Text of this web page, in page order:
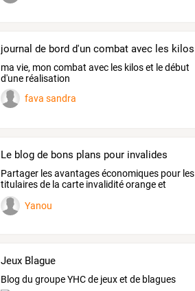
journal de bord d'un combat avec les kilos
ma vie, mon combat avec les kilos et le début
d'une réalisation
fava sandra
Le blog de bons plans pour invalides
Partager lesavantageséconomiques pour les
titulairesde la carte invaliditéorangeet
bénéficiaires
Yanou
Jeux Blague
Blog du groupe YHC de jeux et de blagues